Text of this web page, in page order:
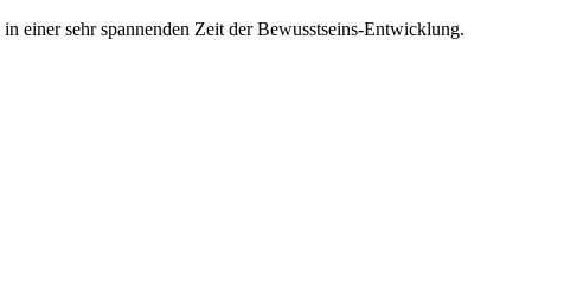
einer sehr spannenden Zeit der Bewusstseins-Entwicklung.